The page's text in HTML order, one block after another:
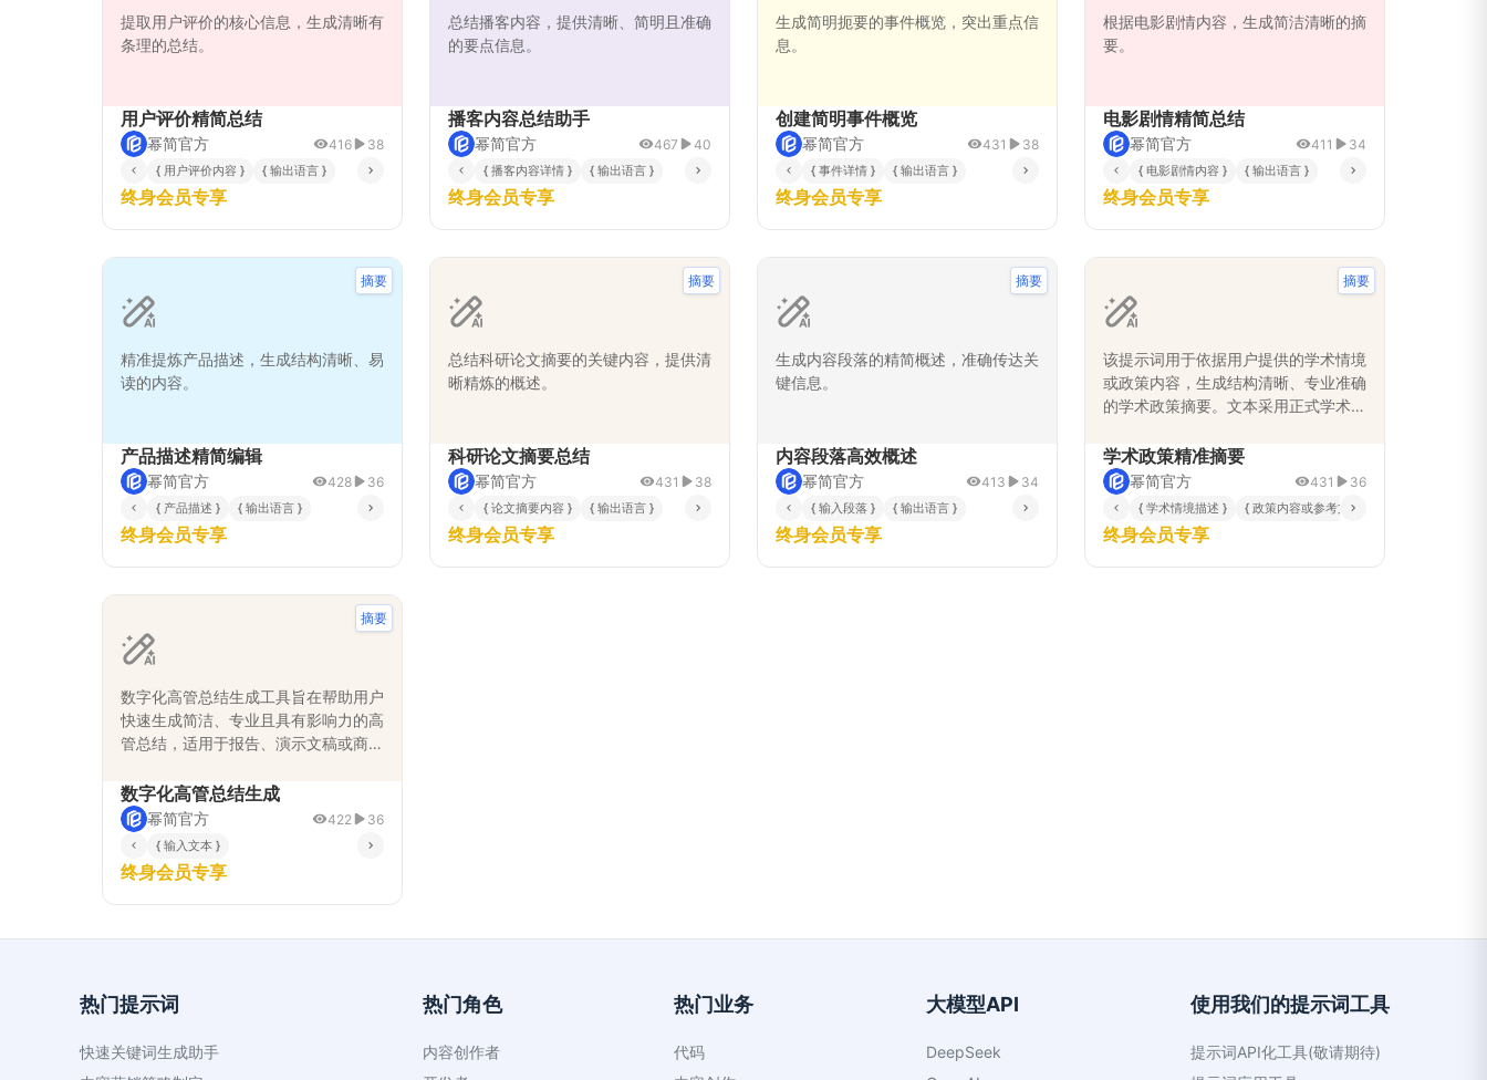
提取用户评价的核心信息，生成清晰有
条理的总结。
用户评价精简总结
幂简官方 416 38
{ 用户评价内容 } { 输出语言 }
终身会员专享
总结播客内容，提供清晰、简明且准确
的要点信息。
播客内容总结助手
幂简官方 467 40
{ 播客内容详情 } { 输出语言 }
终身会员专享
生成简明扼要的事件概览，突出重点信
息。
创建简明事件概览
幂简官方 431 38
{ 事件详情 } { 输出语言 }
终身会员专享
根据电影剧情内容，生成简洁清晰的摘
要。
电影剧情精简总结
幂简官方 411 34
{ 电影剧情内容 } { 输出语言 }
终身会员专享
精准提炼产品描述，生成结构清晰、易
读的内容。
摘要
产品描述精简编辑
幂简官方 428 36
{ 产品描述 } { 输出语言 }
终身会员专享
总结科研论文摘要的关键内容，提供清
晰精炼的概述。
摘要
科研论文摘要总结
幂简官方 431 38
{ 论文摘要内容 } { 输出语言 }
终身会员专享
生成内容段落的精简概述，准确传达关
键信息。
摘要
内容段落高效概述
幂简官方 413 34
{ 输入段落 } { 输出语言 }
终身会员专享
该提示词用于依据用户提供的学术情境
或政策内容，生成结构清晰、专业准确
的学术政策摘要。文本采用正式学术写
核心论点与严谨的支持论据，并可按指
定引用格式呈现。适用于学术规划、课
程选择、教育政策解析等场景，帮助学
生快速掌握关键政策要点，支持学习与
决策。
摘要
学术政策精准摘要
幂简官方 431 36
{ 学术情境描述 } { 政策内容或参考文本 }
终身会员专享
数字化高管总结生成工具旨在帮助用户
快速生成简洁、专业且具有影响力的高
管总结，适用于报告、演示文稿或商业
据，工具能够生成结构化的总结，突出
关键信息，提升沟通效率并节省时间。
其分步式任务设计确保总结逻辑清晰、
内容准确，同时具备高度适配性，满足
多场景需求。
摘要
数字化高管总结生成
幂简官方 422 36
{ 输入文本 }
终身会员专享
热门提示词
快速关键词生成助手
热门角色
内容创作者
热门业务
代码
大模型API
DeepSeek
使用我们的提示词工具
提示词API化工具(敬请期待)